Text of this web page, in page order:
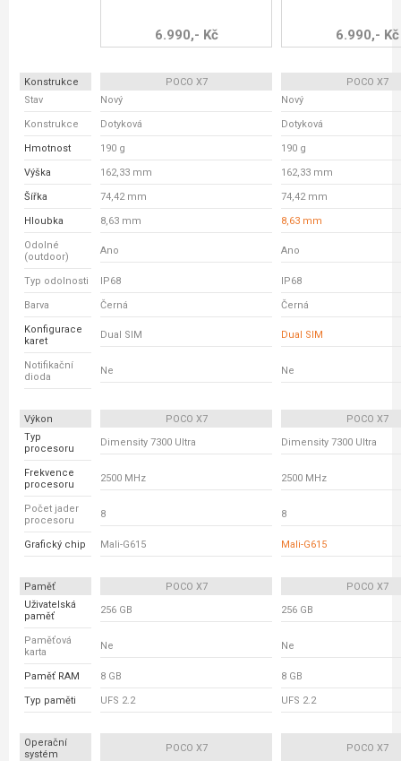
6.990,- Kč 6.990,- Kč
Konstrukce POCO X7
POCO X7
Stav
Nový Nový
Konstrukce Dotyková Dotyková
Hmotnost 190 g 190 g
Výška 162,33 mm 162,33 mm
Šířka 74,42 mm 74,42 mm
Hloubka 8,63 mm 8,63 mm
Odolné
(outdoor)
Ano Ano
Typ odolnosti IP68 IP68
Barva Černá Černá
Konfigurace
karet
Dual SIM Dual SIM
Notifikační
dioda
Ne Ne
Výkon POCO X7
POCO X7
Typ
procesoru
Dimensity 7300 Ultra Dimensity 7300 Ultra
Frekvence
procesoru
2500 MHz 2500 MHz
Počet jader
procesoru
8 8
Grafický chip Mali-G615 Mali-G615
Paměť POCO X7
POCO X7
Uživatelská
paměť
256 GB 256 GB
Paměťová
karta
Ne Ne
Paměť RAM 8 GB 8 GB
Typ paměti UFS 2.2 UFS 2.2
Operační
systém
POCO X7 POCO X7